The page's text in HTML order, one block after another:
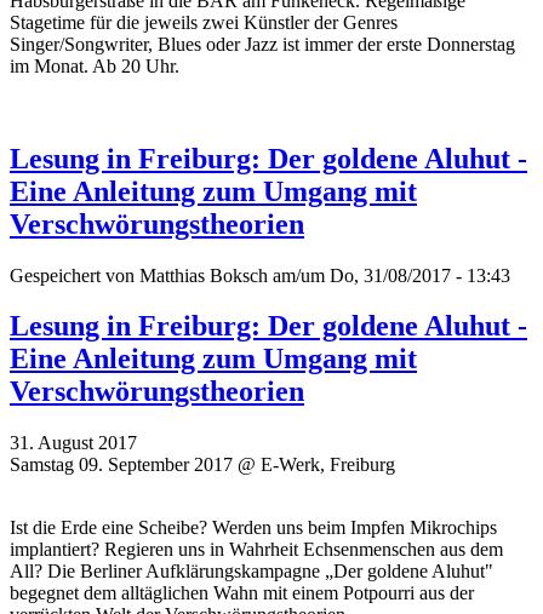
Stagetime für die jeweils zwei Künstler der Genres
Singer/Songwriter, Blues oder Jazz ist immer der erste Donnerstag
im Monat. Ab 20 Uhr.
Lesung in Freiburg: Der goldene Aluhut -
Eine Anleitung zum Umgang mit
Verschwörungstheorien
Gespeichert von Matthias Boksch am/um Do, 31/08/2017 - 13:43
Lesung in Freiburg: Der goldene Aluhut -
Eine Anleitung zum Umgang mit
Verschwörungstheorien
31. August 2017
Samstag 09. September 2017 @ E-Werk, Freiburg
Ist die Erde eine Scheibe? Werden uns beim Impfen Mikrochips
implantiert? Regieren uns in Wahrheit Echsenmenschen aus dem
All? Die Berliner Aufklärungskampagne „Der goldene Aluhut"
begegnet dem alltäglichen Wahn mit einem Potpourri aus der